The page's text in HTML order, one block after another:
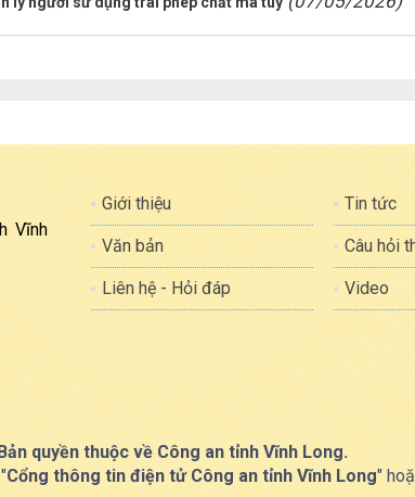
Vĩnh
Giới thiệu Tin tức
Văn bản Câu hỏi
Liên hệ - Hỏi đáp Video
quyền thuộc về Công an tỉnh Vĩnh Long.
Cổng thông tin điện tử Công an tỉnh Vĩnh Long"